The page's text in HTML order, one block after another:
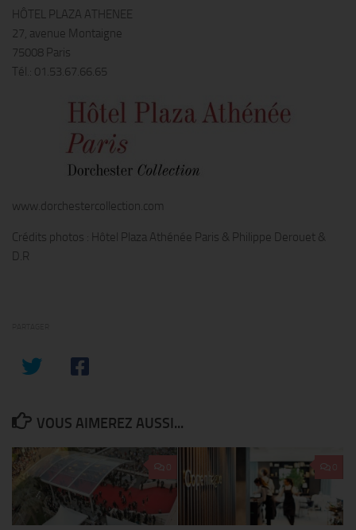
HÔTEL PLAZA ATHENEE
27, avenue Montaigne
75008 Paris
Tél.: 01.53.67.66.65
www.dorchestercollection.com
Crédits photos : Hôtel Plaza Athénée Paris & Philippe Derouet &
D.R
VOUS AIMEREZ AUSSI...